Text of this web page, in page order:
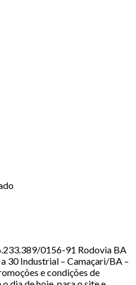
0156-91 Rodovia BA
30 Industrial – Camaçari/BA –
e condições de